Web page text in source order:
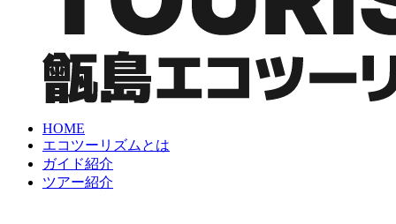
HOME
エコツーリズムとは
ガイド紹介
ツアー紹介